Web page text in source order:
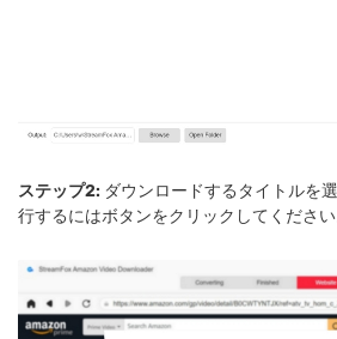
ステップ2: ダウンロードするタイトルを
行するにはボタンをクリックしてください